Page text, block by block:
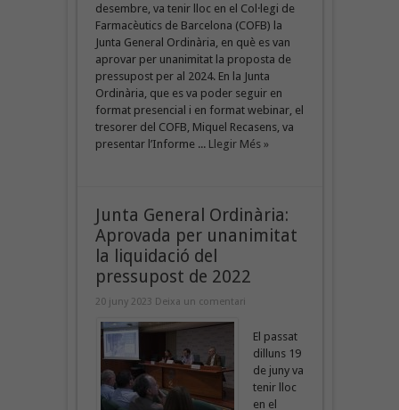
desembre, va tenir lloc en el Col·legi de
Farmacèutics de Barcelona (COFB) la
Junta General Ordinària, en què es van
aprovar per unanimitat la proposta de
pressupost per al 2024. En la Junta
Ordinària, que es va poder seguir en
format presencial i en format webinar, el
tresorer del COFB, Miquel Recasens, va
presentar l’Informe ... Llegir Més »
Junta General Ordinària:
Aprovada per unanimitat
la liquidació del
pressupost de 2022
20 juny 2023 Deixa un comentari
El passat
dilluns 19
de juny va
tenir lloc
en el